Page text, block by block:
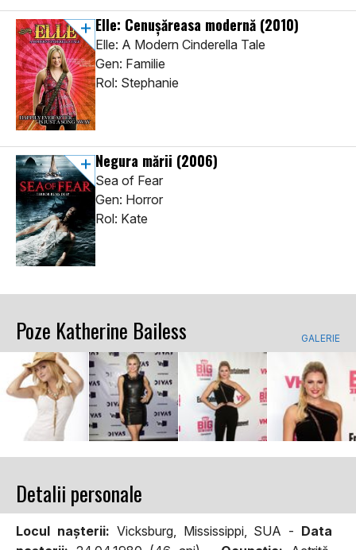
Elle: Cenușăreasa modernă (2010)
Elle: A Modern Cinderella Tale
Gen: Familie
Rol: Stephanie
Negura mării (2006)
Sea of Fear
Gen: Horror
Rol: Kate
Poze Katherine Bailess GALERIE
Detalii personale
Locul naşterii: Vicksburg, Mississippi, SUA - Data